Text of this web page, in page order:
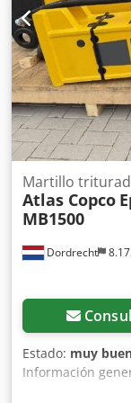
requerido: 155 l/
Última
Información
póngase en
Dordrecht
Martillo
Atlas Copco
MB1500
Estado: muy
Información
referencia: 4